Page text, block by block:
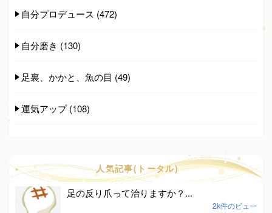
自分プロデュース (472)
自分磨き (130)
足裏、かかと、魚の目 (49)
運気アップ(108)
人気記事(トータル)
足の反り爪って治りますか？...
2k件のビュー